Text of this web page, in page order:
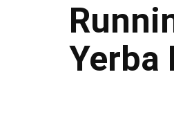
Yerba